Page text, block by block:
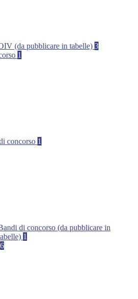
(da pubblicare in tabelle) 3
1
concorso 1
di concorso (da pubblicare in
1
6